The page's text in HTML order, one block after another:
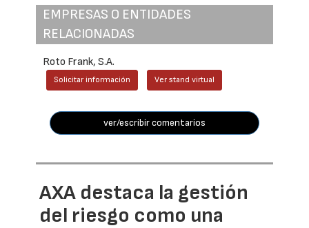
EMPRESAS O ENTIDADES
RELACIONADAS
Roto Frank, S.A.
Solicitar información Ver stand virtual
ver/escribir comentarios
AXA destaca la gestión
del riesgo como una